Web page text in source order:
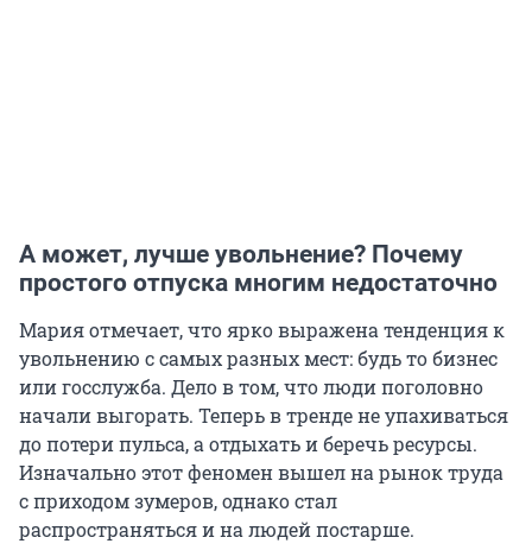
А может, лучше увольнение? Почему
простого отпуска многим недостаточно
Мария отмечает, что ярко выражена тенденция к
увольнению с самых разных мест: будь то бизнес
или госслужба. Дело в том, что люди поголовно
начали выгорать. Теперь в тренде не упахиваться
до потери пульса, а отдыхать и беречь ресурсы.
Изначально этот феномен вышел на рынок труда
с приходом зумеров, однако стал
распространяться и на людей постарше.